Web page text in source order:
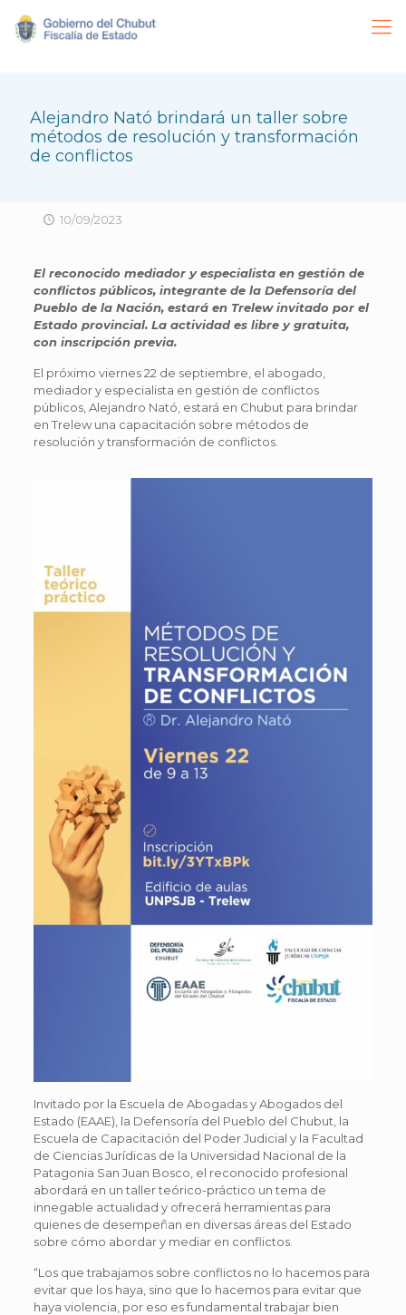
Alejandro Nató brindará un taller sobre
métodos de resolución y transformación
de conflictos
10/09/2023
El reconocido mediador y especialista en gestión de
conflictos públicos, integrante de la Defensoría del
Pueblo de la Nación, estará en Trelew invitado por el
Estado provincial. La actividad es libre y gratuita,
con inscripción previa.
El próximo viernes 22 de septiembre, el abogado,
mediador y especialista en gestión de conflictos
públicos, Alejandro Nató, estará en Chubut para brindar
en Trelew una capacitación sobre métodos de
resolución y transformación de conflictos.
Invitado por la Escuela de Abogadas y Abogados del
Estado (EAAE), la Defensoría del Pueblo del Chubut, la
Escuela de Capacitación del Poder Judicial y la Facultad
de Ciencias Jurídicas de la Universidad Nacional de la
Patagonia San Juan Bosco, el reconocido profesional
abordará en un taller teórico-práctico un tema de
innegable actualidad y ofrecerá herramientas para
quienes de desempeñan en diversas áreas del Estado
sobre cómo abordar y mediar en conflictos.
“Los que trabajamos sobre conflictos no lo hacemos para
evitar que los haya, sino que lo hacemos para evitar que
haya violencia, por eso es fundamental trabajar bien